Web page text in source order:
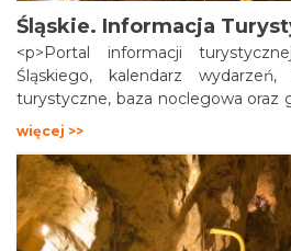
<p>Portal informacji
Śląskiego, kalendarz wydarzeń,
turystyczne, baza noclegowa oraz
jak spędzić czas w Śląskim.</p>
więcej >>